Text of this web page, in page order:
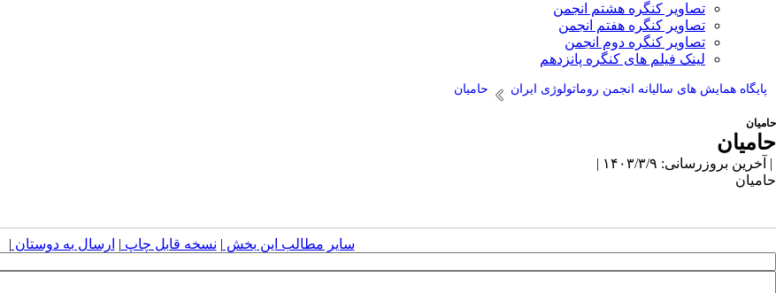
تصاویر کنگره هشتم انجمن
تصاویر کنگره هفتم انجمن
تصاویر کنگره دوم انجمن
لینک فیلم های کنگره پانزدهم
پایگاه همایش های سالیانه انجمن روماتولوژی ایران حامیان
حامیان
حامیان
| آخرین بروزرسانی: ۱۴۰۳/۳/۹ |
حامیان
سایر مطالب این بخش | نسخه قابل چاپ | ارسال به دوستان |